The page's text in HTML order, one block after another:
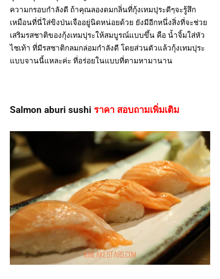
ความกรอบกำลังดี ถ้าคุณลองดมกลิ่นที่กุ้งเทมปุระดีๆจะรู้สึก
เหมือนที่นี่ใส่ขิงป่นเจืออยู่นิดหน่อยด้วย ยังมีอีกหนึ่งสิ่งที่จะช่วย
เสริมรสชาติของกุ้งเทมปุระให้สมบูรณ์แบบขึ้น คือ น้ำจิ้มใส่หัว
ไชเท้า ที่มีรสชาติกลมกล่อมกำลังดี โดยส่วนตัวแล้วกุ้งเทมปุระ
แบบจานนี้แหละค่ะ ที่อร่อยในแบบที่ตามหามานาน
Salmon aburi sushi ราคา สอบถามเพิ่มเติม